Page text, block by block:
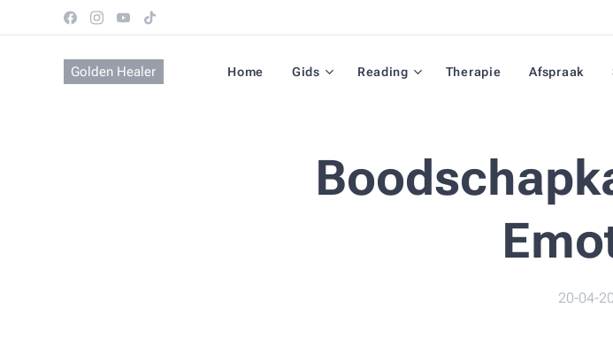
Golden Healer Home Gids Reading Therapie Afspraak
20-04-